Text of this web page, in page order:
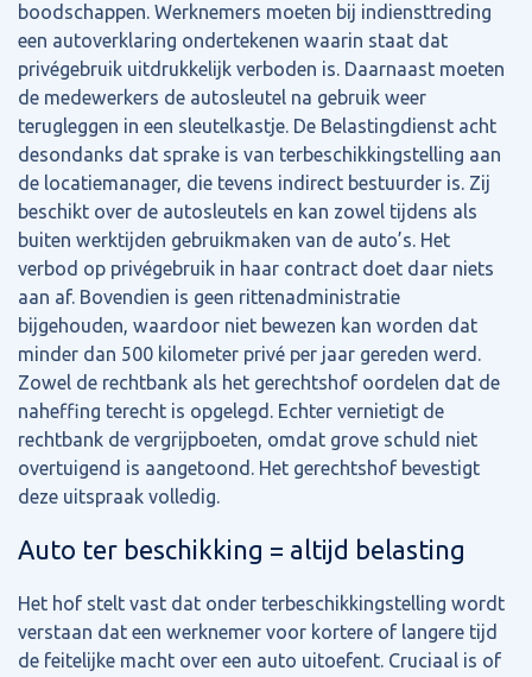
boodschappen. Werknemers moeten bij indiensttreding
een autoverklaring ondertekenen waarin staat dat
privégebruik uitdrukkelijk verboden is. Daarnaast moeten
de medewerkers de autosleutel na gebruik weer
terugleggen in een sleutelkastje. De Belastingdienst acht
desondanks dat sprake is van terbeschikkingstelling aan
de locatiemanager, die tevens indirect bestuurder is. Zij
beschikt over de autosleutels en kan zowel tijdens als
buiten werktijden gebruikmaken van de auto’s. Het
verbod op privégebruik in haar contract doet daar niets
aan af. Bovendien is geen rittenadministratie
bijgehouden, waardoor niet bewezen kan worden dat
minder dan 500 kilometer privé per jaar gereden werd.
Zowel de rechtbank als het gerechtshof oordelen dat de
naheffing terecht is opgelegd. Echter vernietigt de
rechtbank de vergrijpboeten, omdat grove schuld niet
overtuigend is aangetoond. Het gerechtshof bevestigt
deze uitspraak volledig.
Auto ter beschikking = altijd belasting
Het hof stelt vast dat onder terbeschikkingstelling wordt
verstaan dat een werknemer voor kortere of langere tijd
de feitelijke macht over een auto uitoefent. Cruciaal is of